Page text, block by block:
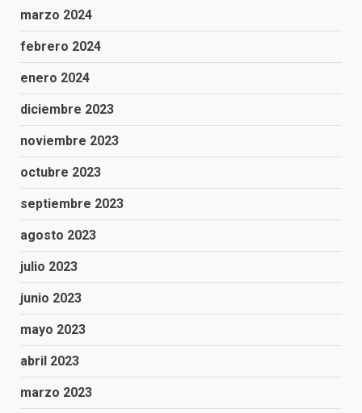
marzo 2024
febrero 2024
enero 2024
diciembre 2023
noviembre 2023
octubre 2023
septiembre 2023
agosto 2023
julio 2023
junio 2023
mayo 2023
abril 2023
marzo 2023